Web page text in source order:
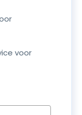
voor